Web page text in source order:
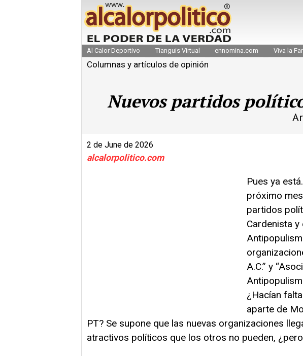
Al Calor Deportivo Tianguis Virtual ennomina.com Viva la
Columnas y artículos de opinión
Nuevos partidos
2 de June de 2026
alcalorpolitico.com
Pues ya
próximo
partidos
Cardenista
A.C.” y
¿Hacían
aparte de
PT? Se supone que las nuevas organizaciones
atractivos políticos que los otros no pueden,